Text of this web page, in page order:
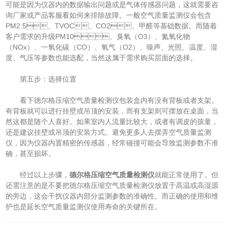
可能是因为仪器内的数据输出问题或是气体传感器问题，这就需要咨
询厂家或产品客服看如何来排除故障。一般空气质量监测仪会包含
PM2.5、TVOC、CO2、甲醛等基础数据。而随着
客户需求的升级PM10、臭氧（O3）、氮氧化物
（NOx）、一氧化碳（CO）、氧气（O2）、噪声、光照、温度、湿
度、气压等参数也能选配，当然这属于需求购买层面的选择。
第五步：选择位置
看下德尔格压缩空气质量检测仪包装盒内有没有背板或者支架。
有背板就可以进行挂壁或吊顶的安装，而有支架则可摆放在桌面，当
然这都是随个人喜好。如果室内人流量比较大，或者有调皮的孩童，
还是建议挂壁或吊顶的安装方式。避免更多人去摆弄空气质量监测
仪，因为仪器内置精密的传感器，经常碰撞可能会导致监测参数不准
确，甚至损坏。
经过以上步骤，德尔格压缩空气质量检测仪就能正常使用了。但
还需注意的是不要把德尔格压缩空气质量检测仪放置于高温或高湿源
的旁边，这会干扰仪器内部分监测参数的准确性。而正确的使用和维
护也是延长空气质量监测仪使用寿命的关键所在。